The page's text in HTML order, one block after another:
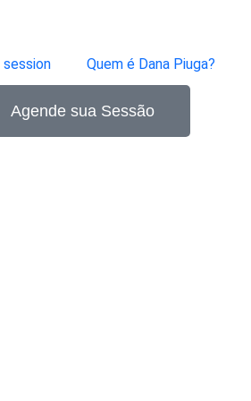
Quem é Dana Piuga?
Agende sua Sessão